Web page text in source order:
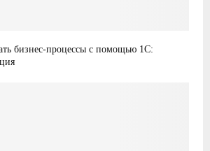
бизнес-процессы с помощью 1С: